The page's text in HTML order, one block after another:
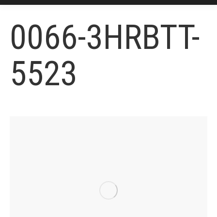
0066-3HRBTT-
5523